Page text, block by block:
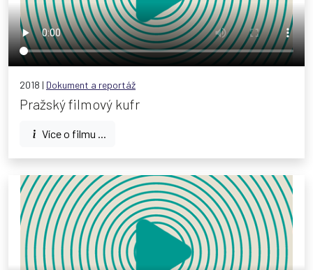
2018 | Dokument a reportáž
Pražský filmový kufr
Více o filmu ...